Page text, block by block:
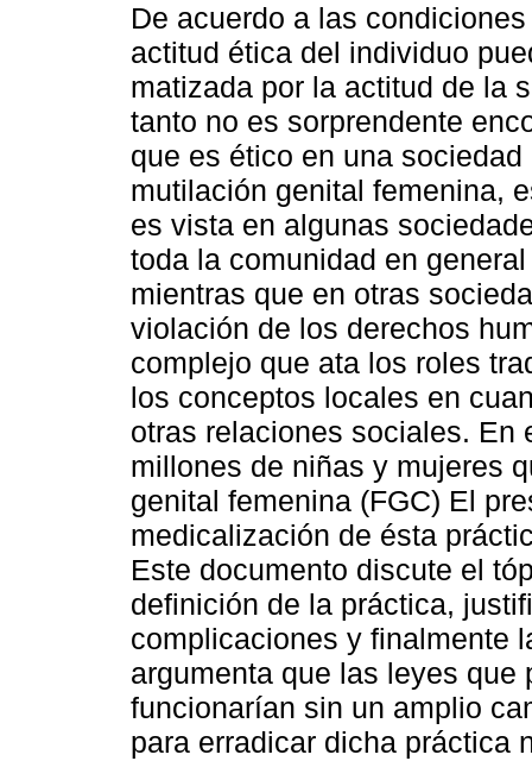
De acuerdo a las
actitud ética del individuo
matizada por la actitud de la
tanto no es sorprendente
que es ético en una
mutilación genital femenina,
es vista en algunas
toda la comunidad en
mientras que en otras
violación de los derechos
complejo que ata los roles
los conceptos locales en
otras relaciones sociales. En
millones de niñas y mujeres
genital femenina (FGC) El
medicalización de ésta
Este documento discute el
definición de la práctica,
complicaciones y finalmente
argumenta que las leyes que
funcionarían sin un amplio
para erradicar dicha práctica